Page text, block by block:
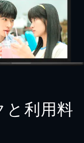
利用料